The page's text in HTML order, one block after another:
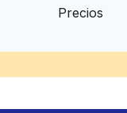
Precios